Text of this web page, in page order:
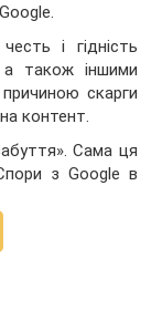
і гідність
а також іншими
скарги
контент.
Сама ця
з Google в